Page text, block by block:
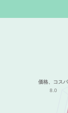
価格、コスパ
8.0